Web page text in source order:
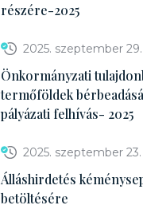
részére-2025
2025. szeptember 29.
Önkormányzati
termőföldek
pályázati felhívás- 2025
2025. szeptember 23.
Álláshirdetés
betöltésére